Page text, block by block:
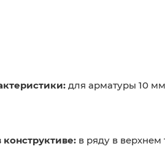
для арматуры 10
в ряду в